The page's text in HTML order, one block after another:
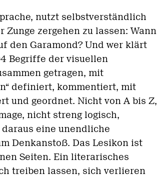
nutzt selbstverständlich
Zunge zergehen zu lassen: Wann
den Garamond? Und wer klärt
Begriffe der visuellen
getragen, mit
definiert, kommentiert, mit
und geordnet. Nicht von A bis Z,
nicht streng logisch,
eine unendliche
Denkanstoß. Das Lesikon ist
Seiten. Ein literarisches
treiben lassen, sich verlieren